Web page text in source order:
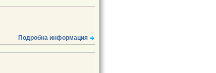
Подробна информация